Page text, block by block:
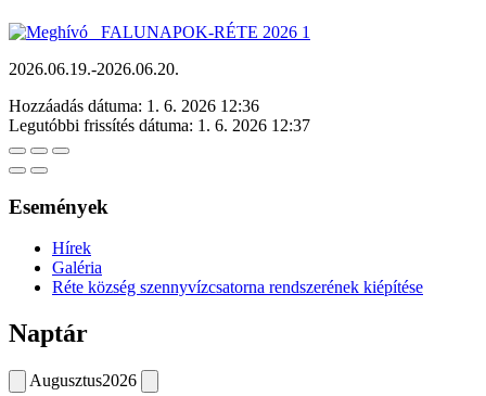
2026.06.19.-2026.06.20.
Hozzáadás dátuma: 1. 6. 2026 12:36
Legutóbbi frissítés dátuma: 1. 6. 2026 12:37
Események
Hírek
Galéria
Réte község szennyvízcsatorna rendszerének kiépítése
Naptár
Augusztus2026